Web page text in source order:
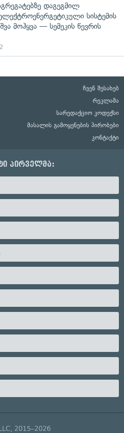
დაგეგმილ
სისტემის
მოჰყვა — სემეკის წევრის
ჩვენ შესახებ
რეკლამა
სარედაქციო კოდექსი
მასალის გამოყენების პირობები
კონტაქტი
პირველმა:
2015–2026